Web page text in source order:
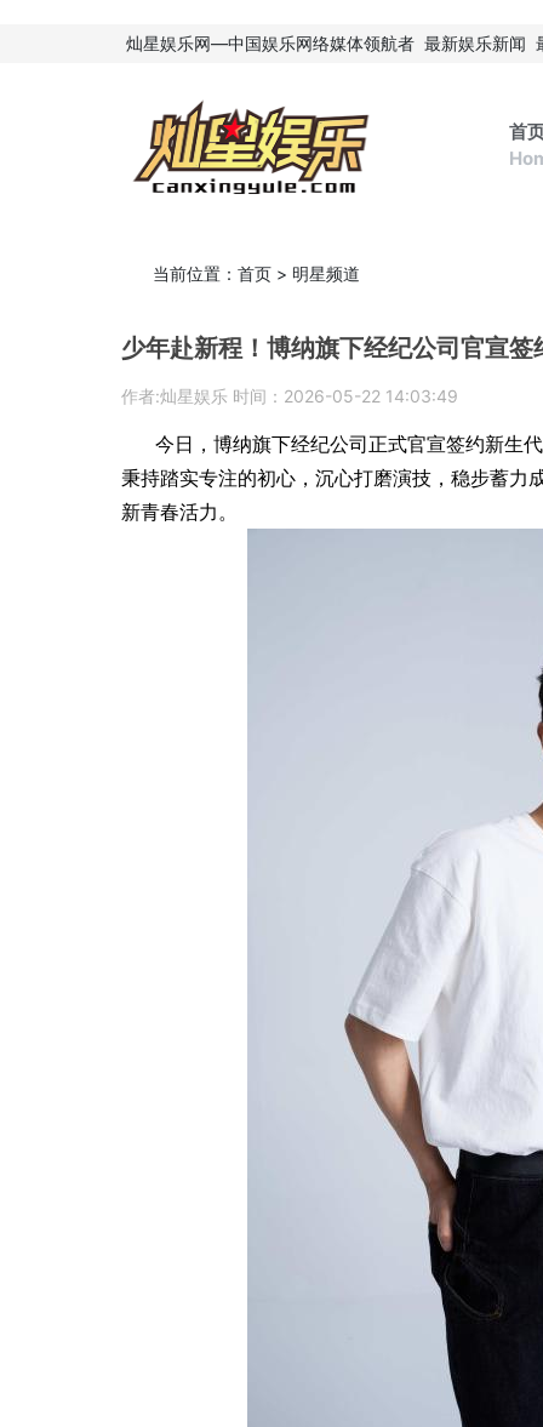
灿星娱乐网—中国娱乐网络媒体领航者 最新娱乐新闻
首
当前位置： 首页 > 明星频道
少年赴新程！博纳旗下经纪公司官宣签
作者:灿星娱乐 时间：2026-05-22 14:03:49
今日，博纳旗下经纪公司正式官宣签约新生
秉持踏实专注的初心，沉心打磨演技，稳步蓄力
新青春活力。